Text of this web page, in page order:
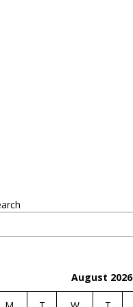
August 2026